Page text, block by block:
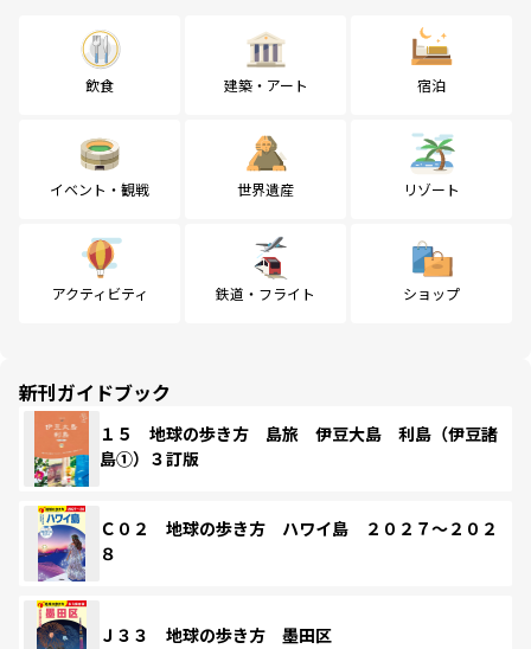
飲食 建築・アート 宿泊
イベント・観戦 世界遺産 リゾート
アクティビティ 鉄道・フライト ショップ
新刊ガイドブック
１５ 地球の歩き方 島旅 伊豆大島 利島（伊豆諸
島①）３訂版
Ｃ０２ 地球の歩き方 ハワイ島 ２０２７～２０２
８
Ｊ３３ 地球の歩き方 墨田区